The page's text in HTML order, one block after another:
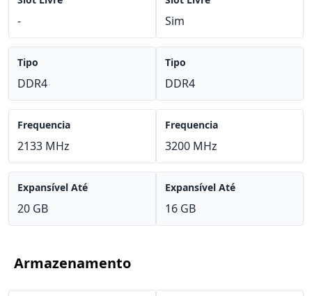
-
Tipo
DDR4
Frequencia
2133 MHz
Expansível Até
20 GB
Sim
Tipo
DDR4
Frequencia
3200 MHz
Expansível Até
16 GB
Armazenamento